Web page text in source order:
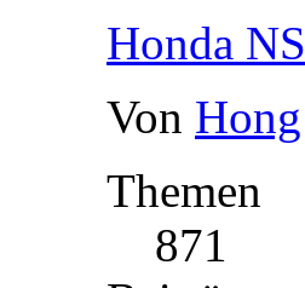
Honda
Von Hong
Themen
871